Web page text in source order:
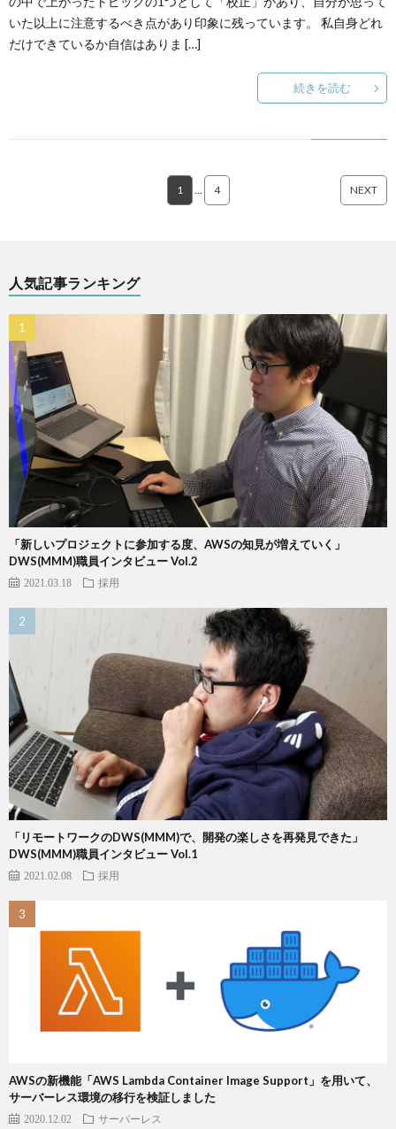
いた以上に注意するべき点があり印象に残っています。 私自身どれ
だけできているか自信はありま […]
続きを読む
1 … 4 NEXT
人気記事ランキング
「新しいプロジェクトに参加する度、AWSの知見が増えていく」
DWS(MMM)職員インタビュー Vol.2
2021.03.18 採用
「リモートワークのDWS(MMM)で、開発の楽しさを再発見できた」
DWS(MMM)職員インタビュー Vol.1
2021.02.08 採用
AWSの新機能「AWS Lambda Container Image Support」を用いて、
サーバーレス環境の移行を検証しました
2020.12.02 サーバーレス